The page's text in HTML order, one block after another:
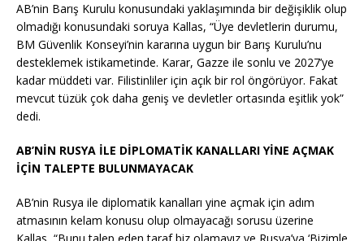
AB’nin Barış Kurulu konusundaki yaklaşımında bir değişiklik olup
olmadığı konusundaki soruya Kallas, “Üye devletlerin durumu,
BM Güvenlik Konseyi’nin kararına uygun bir Barış Kurulu’nu
desteklemek istikametinde. Karar, Gazze ile sonlu ve 2027’ye
kadar müddeti var. Filistinliler için açık bir rol öngörüyor. Fakat
mevcut tüzük çok daha geniş ve devletler ortasında eşitlik yok”
dedi.
AB’NİN RUSYA İLE DİPLOMATİK KANALLARI YİNE AÇMAK
İÇİN TALEPTE BULUNMAYACAK
AB’nin Rusya ile diplomatik kanalları yine açmak için adım
atmasının kelam konusu olup olmayacağı sorusu üzerine